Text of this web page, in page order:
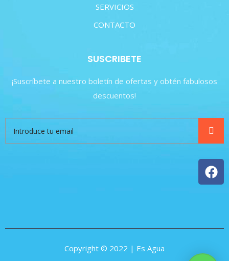
SERVICIOS
CONTACTO
SUSCRIBETE
¡Suscríbete a nuestro boletín de ofertas y obtén fabulosos
descuentos!
Copyright © 2022 | Es Agua